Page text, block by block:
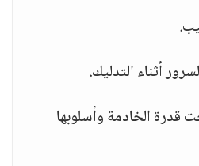
أثناء التدليك.
الخادمة وأسلوبها